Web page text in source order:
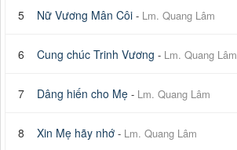
5 Nữ Vương Mân Côi - Lm. Quang Lâm
6 Cung chúc Trinh Vương - Lm. Quang Lâm
7 Dâng hiến cho Mẹ - Lm. Quang Lâm
8 Xin Mẹ hãy nhớ - Lm. Quang Lâm